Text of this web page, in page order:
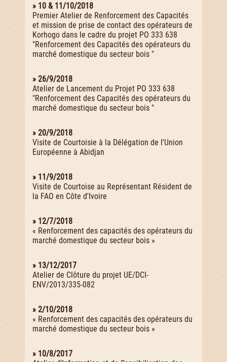
» 10 & 11/10/2018
Premier Atelier de Renforcement des Capacités
et mission de prise de contact des opérateurs de
Korhogo dans le cadre du projet PO 333 638
"Renforcement des Capacités des opérateurs du
marché domestique du secteur bois "
» 26/9/2018
Atelier de Lancement du Projet PO 333 638
"Renforcement des Capacités des opérateurs du
marché domestique du secteur bois "
» 20/9/2018
Visite de Courtoisie à la Délégation de l'Union
Européenne à Abidjan
» 11/9/2018
Visite de Courtoise au Représentant Résident de
la FAO en Côte d'Ivoire
» 12/7/2018
« Renforcement des capacités des opérateurs du
marché domestique du secteur bois »
» 13/12/2017
Atelier de Clôture du projet UE/DCI-
ENV/2013/335-082
» 2/10/2018
« Renforcement des capacités des opérateurs du
marché domestique du secteur bois »
» 10/8/2017